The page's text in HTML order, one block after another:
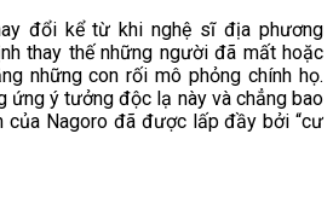
đổi kể từ khi nghệ sĩ địa phương
thay thế những người đã mất hoặc
những con rối mô phỏng chính họ.
ứng ý tưởng độc lạ này và chẳng bao
của Nagoro đã được lấp đầy bởi “cư